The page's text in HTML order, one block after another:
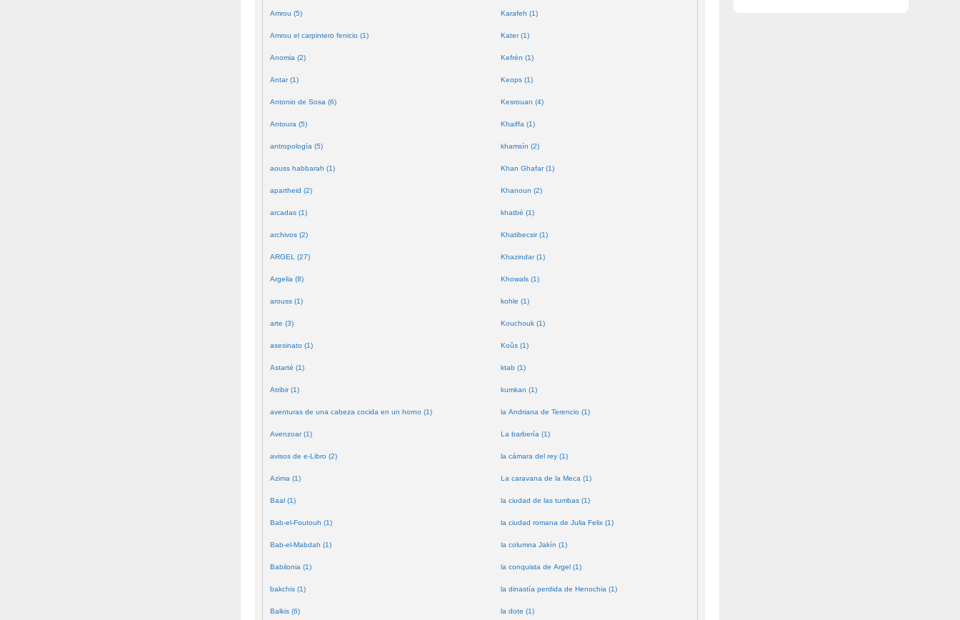
Amrou (5)
Amrou el carpintero fenicio (1)
Anomia (2)
Antar (1)
Antonio de Sosa (6)
Antoura (5)
antropología (5)
aouss habbarah (1)
apartheid (2)
arcadas (1)
archivos (2)
ARGEL (27)
Argelia (8)
arouss (1)
arte (3)
asesinato (1)
Astarté (1)
Atribir (1)
aventuras de una cabeza cocida en un horno (1)
Avenzoar (1)
avisos de e-Libro (2)
Azima (1)
Baal (1)
Bab-el-Foutouh (1)
Bab-el-Mabdah (1)
Babilonia (1)
bakchis (1)
Balkis (6)
Karafeh (1)
Kater (1)
Kefrén (1)
Keops (1)
Kesrouan (4)
Khaiffa (1)
khamsín (2)
Khan Ghafar (1)
Khanoun (2)
khatbé (1)
Khatibecsir (1)
Khazindar (1)
Khowals (1)
kohle (1)
Kouchouk (1)
Koûs (1)
ktab (1)
kumkan (1)
la Andriana de Terencio (1)
La barbería (1)
la cámara del rey (1)
La caravana de la Meca (1)
la ciudad de las tumbas (1)
la ciudad romana de Julia Felix (1)
la columna Jakín (1)
la conquista de Argel (1)
la dinastía perdida de Henochia (1)
la dote (1)